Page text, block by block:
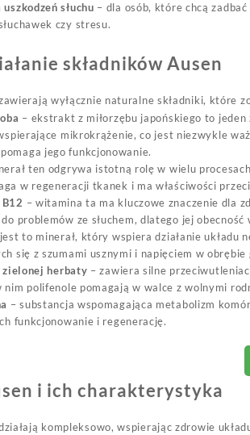
słuchu – dla osób, które chcą
czy stresu.
składników Ausen
wyłącznie naturalne składniki, które
– ekstrakt z miłorzębu japońskiego to
mikrokrążenie, co jest niezwykle
jego funkcjonowanie.
ten odgrywa istotną rolę w wielu
w regeneracji tkanek i ma właściwości
– witamina ta ma kluczowe znaczenie dla
problemów ze słuchem, dlatego jej
to minerał, który wspiera działanie układu
się z szumami usznymi i napięciem w obrębie
zielonej herbaty – zawiera silne
polifenole pomagają w walce z wolnymi
– substancja wspomagająca metabolizm
funkcjonowanie i regenerację.
i ich charakterystyka
kompleksowo, wspierając zdrowie